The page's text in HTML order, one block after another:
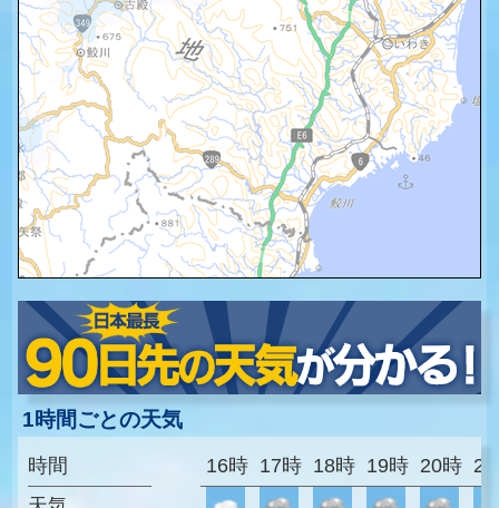
1時間ごとの天気
時間
16時 17時 18時 19時 20時